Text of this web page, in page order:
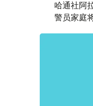
哈通社阿
警员家庭